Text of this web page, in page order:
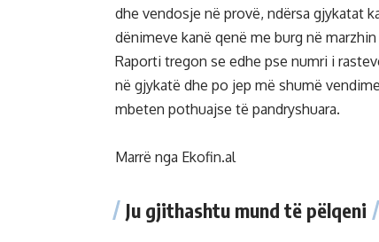
dhe vendosje në provë, ndërsa gjykatat
dënimeve kanë qenë me burg në
Raporti tregon se edhe pse numri i
në gjykatë dhe po jep më shumë
mbeten pothuajse të pandryshuara.
Marrë nga Ekofin.al
Ju gjithashtu mund të pëlqeni